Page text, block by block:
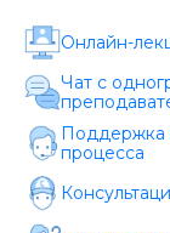
Онлайн-
Чат с
Поддержка
процесса